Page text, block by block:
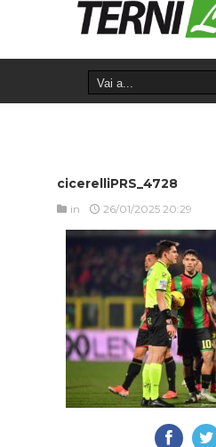
cicerelliPRS_4728
in 26/01/2025 20:29